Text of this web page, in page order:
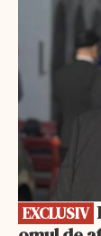
EXCLUSIV